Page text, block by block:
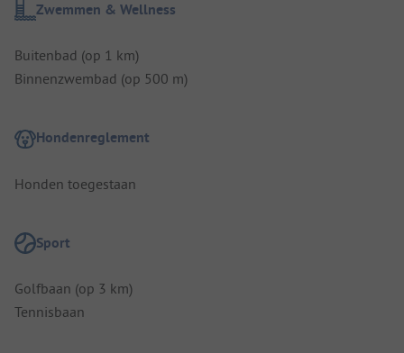
Zwemmen & Wellness
Buitenbad (op 1 km)
Binnenzwembad (op 500 m)
Hondenreglement
Honden toegestaan
Sport
Golfbaan (op 3 km)
Tennisbaan